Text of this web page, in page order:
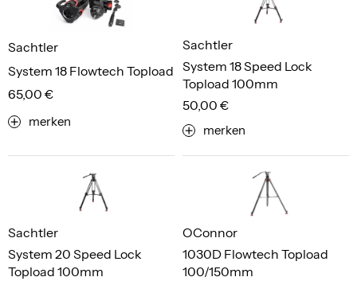
System 18 Flowtech Topload
Sachtler
65,00 €
merken
System 18 Speed Lock
Topload 100mm
Sachtler
50,00 €
merken
System 20 Speed Lock
Topload 100mm
Sachtler
1030D Flowtech Topload
100/150mm
OConnor